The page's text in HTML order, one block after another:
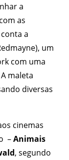
a
as
a
um
com uma
maleta
diversas
cinemas
–Animais
, segundo